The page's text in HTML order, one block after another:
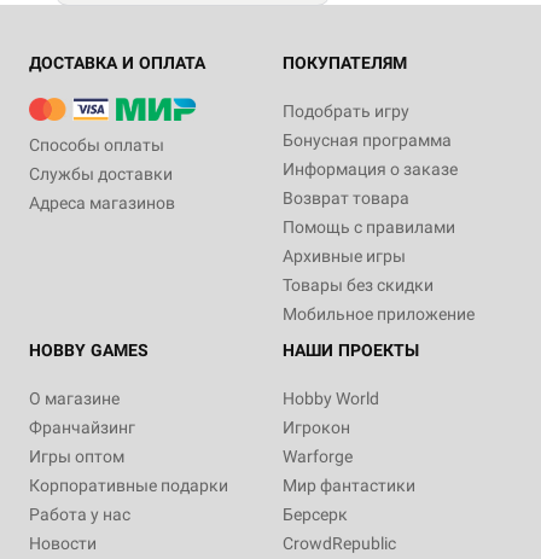
ДОСТАВКА И ОПЛАТА
Способы оплаты
Службы доставки
Адреса магазинов
ПОКУПАТЕЛЯМ
Подобрать игру
Бонусная программа
Информация о заказе
Возврат товара
Помощь с правилами
Архивные игры
Товары без скидки
Мобильное приложение
HOBBY GAMES
О магазине
Франчайзинг
Игры оптом
Корпоративные подарки
Работа у нас
Новости
НАШИ ПРОЕКТЫ
Hobby World
Игрокон
Warforge
Мир фантастики
Берсерк
CrowdRepublic